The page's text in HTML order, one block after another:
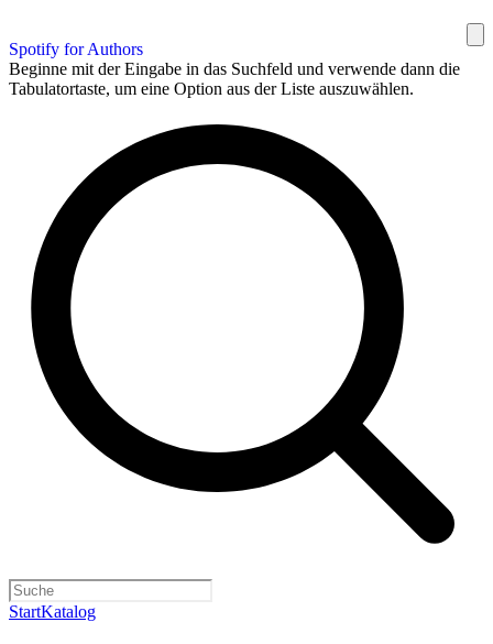
Spotify for Authors
Beginne mit der Eingabe in das Suchfeld und verwende dann die
Tabulatortaste, um eine Option aus der Liste auszuwählen.
StartKatalog